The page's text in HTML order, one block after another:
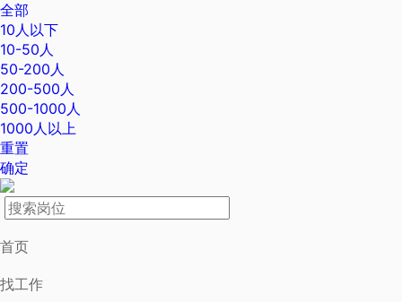
全部
10人以下
10-50人
50-200人
200-500人
500-1000人
1000人以上
重置
确定
首页
找工作